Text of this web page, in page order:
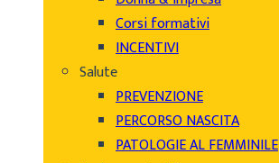
Corsi formativi
INCENTIVI
Salute
PREVENZIONE
PERCORSO NASCITA
PATOLOGIE AL FEMMINILE